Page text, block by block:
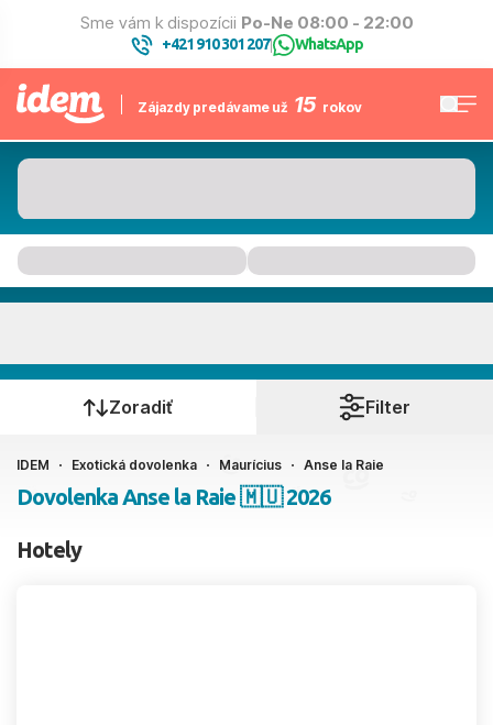
Sme vám k dispozícii Po-Ne 08:00 - 22:00
+421 910 301 207| WhatsApp
Zájazdy predávame už 15 rokov
Kedy cestujete?
Ako cestujete?
2 dospelí, 0 deti
Zoradiť Filter
IDEM Exotická dovolenka Maurícius Anse la Raie
Dovolenka Anse la Raie 🇲🇺 2026
Hotely